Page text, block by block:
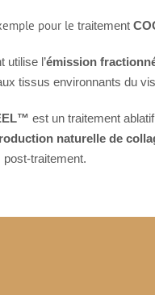
pour le traitement
utilise l’émission
tissus environnants du
est un traitement
naturelle de
post-traitement.